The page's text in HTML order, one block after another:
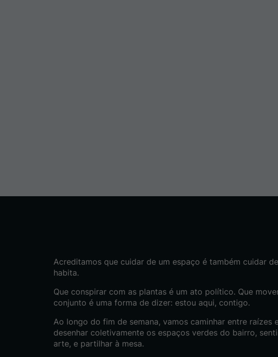
Acreditamos que cuidar de um espaço é também cuidar
habita.
Que conspirar com as plantas é um ato político. Que
conjunto é uma forma de dizer: estou aqui, contigo.
Ao longo do fim de semana, vamos caminhar entre raízes
desenhar coletivamente os espaços verdes do bairro,
arte, e partilhar à mesa.